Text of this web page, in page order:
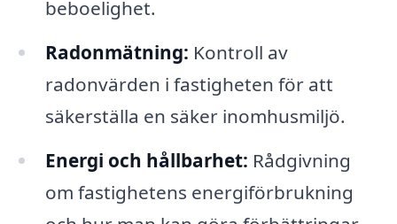
beboelighet.
Radonmätning: Kontroll av
radonvärden i fastigheten för att
säkerställa en säker inomhusmiljö.
Energi och hållbarhet: Rådgivning
om fastighetens energiförbrukning